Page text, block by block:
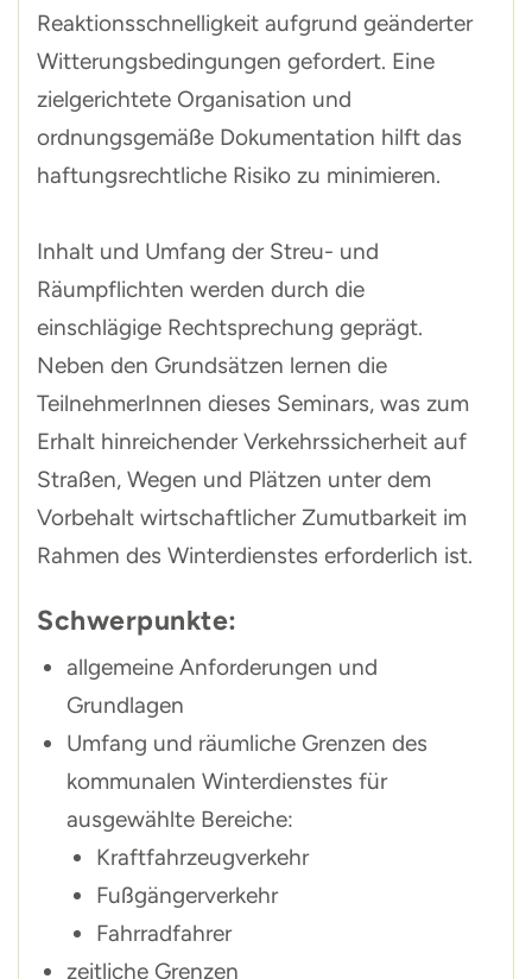
Reaktionsschnelligkeit aufgrund geänderter
Witterungsbedingungen gefordert. Eine
zielgerichtete Organisation und
ordnungsgemäße Dokumentation hilft das
haftungsrechtliche Risiko zu minimieren.
Inhalt und Umfang der Streu- und
Räumpflichten werden durch die
einschlägige Rechtsprechung geprägt.
Neben den Grundsätzen lernen die
TeilnehmerInnen dieses Seminars, was zum
Erhalt hinreichender Verkehrssicherheit auf
Straßen, Wegen und Plätzen unter dem
Vorbehalt wirtschaftlicher Zumutbarkeit im
Rahmen des Winterdienstes erforderlich ist.
Schwerpunkte:
allgemeine Anforderungen und
Grundlagen
Umfang und räumliche Grenzen des
kommunalen Winterdienstes für
ausgewählte Bereiche:
Kraftfahrzeugverkehr
Fußgängerverkehr
Fahrradfahrer
zeitliche Grenzen